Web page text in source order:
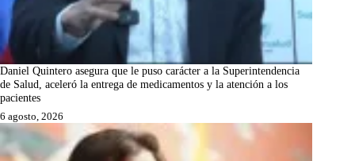
Daniel Quintero asegura que le puso carácter a la Superintendencia
de Salud, aceleró la entrega de medicamentos y la atención a los
pacientes
6 agosto, 2026